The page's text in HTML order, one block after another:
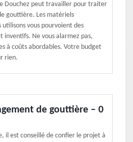
Douchez peut travailler pour traiter
gouttière. Les matériels
vous pourvoient des
inventifs. Ne vous alarmez pas,
à coûts abordables. Votre budget
rien.
de gouttière – 0
il est conseillé de confier le projet à